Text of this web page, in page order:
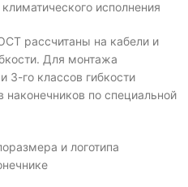
исполнения
рассчитаны на кабели и
Для монтажа
го классов гибкости
по специальной
и логотипа